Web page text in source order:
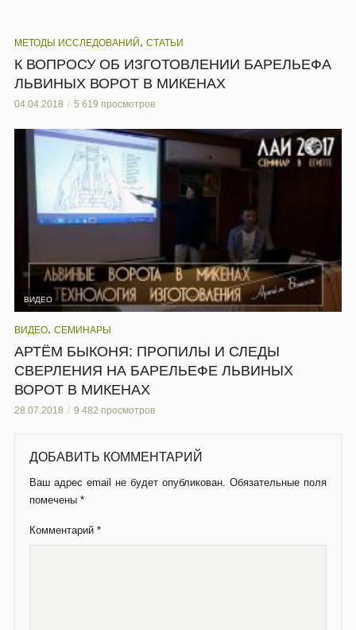
МЕТОДЫ ИССЛЕДОВАНИЙ, СТАТЬИ
К ВОПРОСУ ОБ ИЗГОТОВЛЕНИИ БАРЕЛЬЕФА
ЛЬВИНЫХ ВОРОТ В МИКЕНАХ
04.04.2018 5 619 просмотров
ВИДЕО
ВИДЕО, СЕМИНАРЫ
АРТЁМ БЫКОНЯ: ПРОПИЛЫ И СЛЕДЫ
СВЕРЛЕНИЯ НА БАРЕЛЬЕФЕ ЛЬВИНЫХ
ВОРОТ В МИКЕНАХ
28.07.2018 9 482 просмотров
ДОБАВИТЬ КОММЕНТАРИЙ
Ваш адрес email не будет опубликован. Обязательные поля
помечены *
Комментарий *